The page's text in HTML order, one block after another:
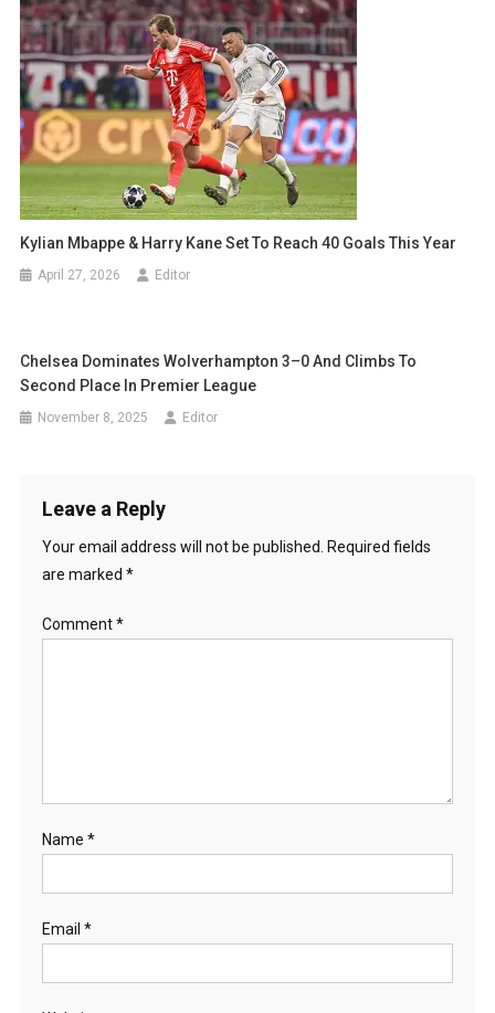
Kylian Mbappe & Harry Kane Set To Reach 40 Goals This Year
April 27, 2026 Editor
Chelsea Dominates Wolverhampton 3–0 And Climbs To
Second Place In Premier League
November 8, 2025 Editor
Leave a Reply
Your email address will not be published. Required fields
are marked *
Comment*
Name *
Email *